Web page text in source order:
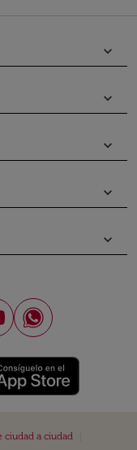
keyboard_arrow_down
keyboard_arrow_down
keyboard_arrow_down
keyboard_arrow_down
keyboard_arrow_down
ciudad a ciudad